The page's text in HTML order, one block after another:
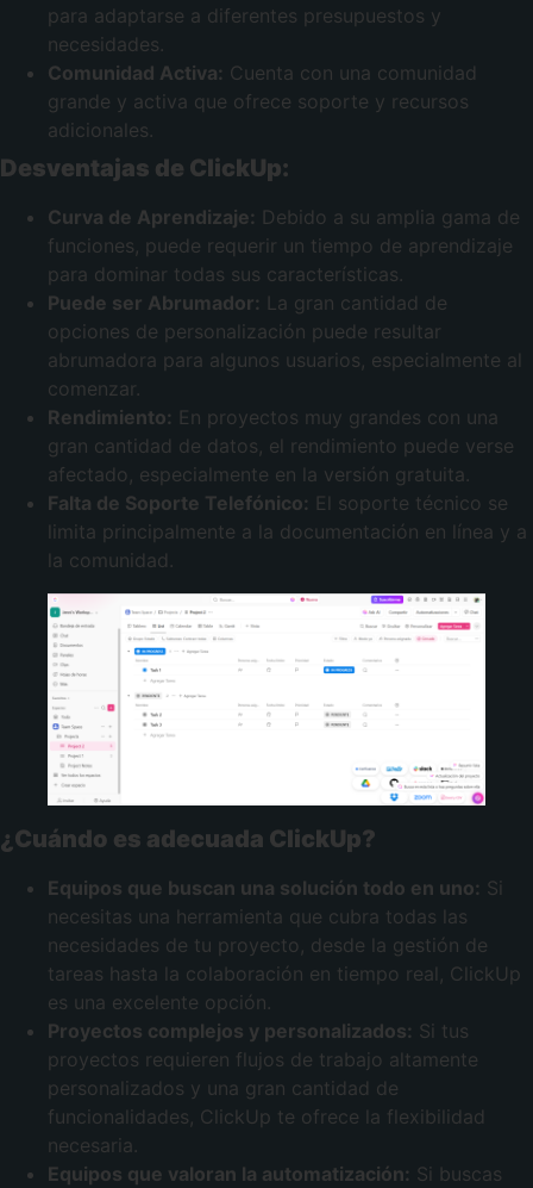
para adaptarse a diferentes presupuestos y
necesidades.
Comunidad Activa: Cuenta con una comunidad
grande y activa que ofrece soporte y recursos
adicionales.
Desventajas de ClickUp:
Curva de Aprendizaje: Debido a su amplia gama de
funciones, puede requerir un tiempo de aprendizaje
para dominar todas sus características.
Puede ser Abrumador: La gran cantidad de
opciones de personalización puede resultar
abrumadora para algunos usuarios, especialmente al
comenzar.
Rendimiento: En proyectos muy grandes con una
gran cantidad de datos, el rendimiento puede verse
afectado, especialmente en la versión gratuita.
Falta de Soporte Telefónico: El soporte técnico se
limita principalmente a la documentación en línea y a
la comunidad.
¿Cuándo es adecuada ClickUp?
Equipos que buscan una solución todo en uno: Si
necesitas una herramienta que cubra todas las
necesidades de tu proyecto, desde la gestión de
tareas hasta la colaboración en tiempo real, ClickUp
es una excelente opción.
Proyectos complejos y personalizados: Si tus
proyectos requieren flujos de trabajo altamente
personalizados y una gran cantidad de
funcionalidades, ClickUp te ofrece la flexibilidad
necesaria.
Equipos que valoran la automatización: Si buscas